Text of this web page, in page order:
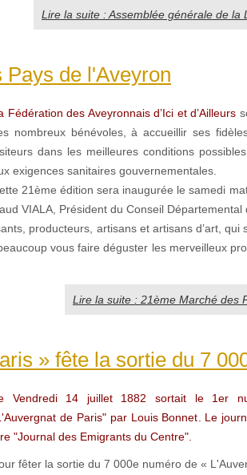
Lire la suite : Assemblée générale de la
de l'Aveyron
Fédération des Aveyronnais d’Ici et d’Ailleurs
nombreux bénévoles, à accueillir ses
dans les meilleures conditions
exigences sanitaires gouvernementales.
21ème édition sera inaugurée le samedi
VIALA, Président du Conseil Départemental
producteurs, artisans et artisans d’art, qui
vous faire déguster les merveilleux
Lire la suite : 21ème Marché des
» fête la sortie du 7
Vendredi 14 juillet 1882 sortait le
1er
de Paris" par Louis Bonnet. Le
"Journal des Emigrants du Centre".
fêter la sortie du 7 000e numéro de «